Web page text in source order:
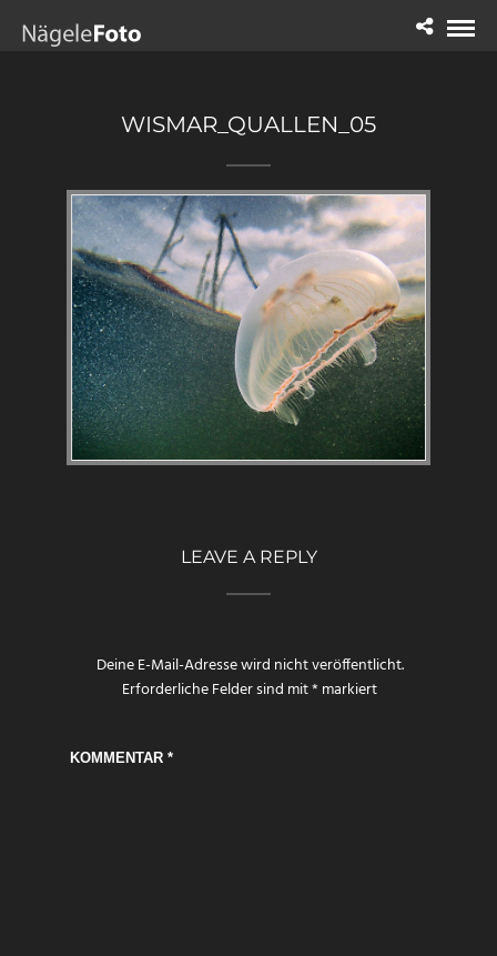
WISMAR_QUALLEN_05
LEAVE A REPLY
Deine E-Mail-Adresse wird nicht veröffentlicht.
Erforderliche Felder sind mit*markiert
KOMMENTAR *